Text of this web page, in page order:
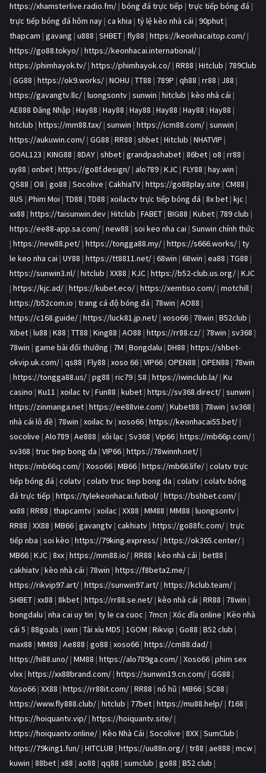
https://xhamsterlive.radio.fm/ | bóng đá trực tiếp | trực tiếp bóng đá |
trực tiếp bóng đá hôm nay | ca khia | tỷ lệ kèo nhà cái | 90phut |
thapcam | gavang | u888 | SHBET | fly88 | https://keonhacaitop.com/ |
https://go88.tokyo/ | https://keonhacai.international/ |
https://phimhayok.tv/ | https://phimhayok.co/ | RR88 | Hitclub | 789Club
| GG88 | https://ok9.works/ | NOHU | TT88 | 789P | qh88 | rr88 | J88 |
https://gavangtv.llc/ | luongsontv | sunwin | hitclub | kèo nhà cái |
AE888 Đăng Nhập | Hay88 | Hay88 | Hay88 | Hay88 | Hay88 | Hay88 |
hitclub | https://mm88.tax/ | sunwin | https://icm88.com/ | sunwin |
https://aukuwin.com/ | GG88 | RR88 | shbet | Hitclub | NHATVIP |
GOAL123 | KING88 | 8DAY | shbet | grandpashabet | 86bet | o8 | rr88 |
uy88 | onbet | https://go8f.design/ | alo789 | KJC | FLY88 | hay.win |
QS88 | O8 | go88 | Socolive | CakhiaTV | https://go88play.site | CM88 |
8US | Phim Moi | TD88 | TD88 | xoilactv trực tiếp bóng đá | 8x bet | kjc |
xx88 | https://taisunwin.dev | Hitclub | FABET | BIG88 | Kubet | 789 club |
https://ee88-app.sa.com/ | new88 | soi keo nha cai | Sunwin chính thức
| https://new88.pet/ | https://tongga88.my/ | https://s666.works/ | ty
le keo nha cai | UY88 | https://tt8811.net/ | 68win | 68win | ea88 | TG88 |
https://sunwin3.nl/ | hitclub | XX88 | KJC | https://b52-club.us.org/ | KJC
| https://kjc.ad/ | https://kubet.eco/ | https://xemtiso.com/ | motchill |
https://b52com.io | trang cá độ bóng đá | 78win | AO88 |
https://c168.guide/ | https://luck81.jp.net/ | xoso66 | 78win | B52club |
Xibet | lu88 | K88 | TT88 | King88 | AO88 | https://rr88.cz/ | 78win | sv368 |
78win | game bài đổi thưởng | 7M | Bongdalu | DH88 | https://shbet-
okvip.uk.com/ | qs88 | Fly88 | xoso 66 | VIP66 | OPEN88 | OPEN88 | 78win
| https://tongga88.us/ | pg88 | ric79 | S8 | https://iwinclub.la/ | Ku
casino | Ku11 | xoilac tv | Fun88 | kubet | https://sv368.direct/ | sunwin |
https://zinmanga.net | https://ee88vie.com/ | Kubet88 | 78win | sv368 |
nhà cái lô đề | 78win | xoilac tv | xoso66 | https://keonhacai55.bet/ |
socolive | Alo789 | Ae888 | xôi lạc | Sv368 | Vip66 | https://mb66p.com/ |
sv368 | truc tiep bong da | VIP66 | https://78winnh.net/ |
https://mb66q.com/ | Xoso66 | MB66 | https://mb66.life/ | colatv trực
tiếp bóng đá | colatv | colatv truc tiep bong da | colatv | colatv bóng
đá trực tiếp | https://tylekeonhacai.futbol/ | https://bshbet.com/ |
xx88 | RR88 | thapcamtv | xoilac | XX88 | MM88 | MM88 | luongsontv |
RR88 | XX88 | MB66 | gavangtv | cakhiatv | https://go88fc.com/ | trực
tiếp nba | soi kèo | https://79king.express/ | https://ok365.center/ |
MB66 | KJC | 8xx | https://mm88.io/ | RR88 | kèo nhà cái | bet88 |
cakhiatv | kèo nhà cái | 78win | https://f8beta2.me/ |
https://rikvip97.art/ | https://sunwin97.art/ | https://kclub.team/ |
SHBET | xx88 | 8kbet | https://rr88.se.net/ | kèo nhà cái | RR88 | 78win |
bongdalu | nha cai uy tin | ty le ca cuoc | 7mcn | Xóc đĩa online | Kèo nhà
cái 5 | 88goals | iwin | Tài xỉu MD5 | 1GOM | Rikvip | Go88 | B52 club |
max88 | MM88 | Ae888 | go88 | xoso66 | https://cm88.dad/ |
https://hi88.uno/ | MM88 | https://alo789ga.com/ | Xoso66 | phim sex
vlxx | https://xx88brand.com/ | https://sunwin19.cn.com/ | GG88 |
Xoso66 | XX88 | https://rr88it.com/ | RR88 | nổ hũ | MB66 | SC88 |
https://www.fly888.club/ | hitclub | 77bet | https://mu88.help/ | f168 |
https://hoiquantv.vip/ | https://hoiquantv.site/ |
https://hoiquantv.online/ | Kèo Nhà Cái | Socolive | 8XX | SumClub |
https://79king1.fun/ | HITCLUB | https://uu88n.org/ | tr88 | ae888 | mcw |
kuwin | 88bet | x88 | ao88 | qq88 | sumclub | go88 | B52 club |